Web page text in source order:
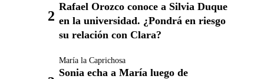
Rafael Orozco conoce a Silvia Duque
en la universidad. ¿Pondrá en riesgo
su relación con Clara?
María la Caprichosa
Sonia echa a María luego de